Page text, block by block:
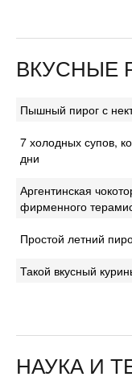
ВКУСНЫЕ
Пышный пирог с
7 холодных супов,
дни
Аргентинская
фирменного
Простой летний
Такой вкусный
НАУКА И